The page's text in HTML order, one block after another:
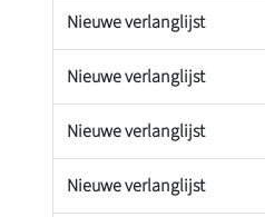
Nieuwe verlanglijst
Nieuwe verlanglijst
Nieuwe verlanglijst
Nieuwe verlanglijst